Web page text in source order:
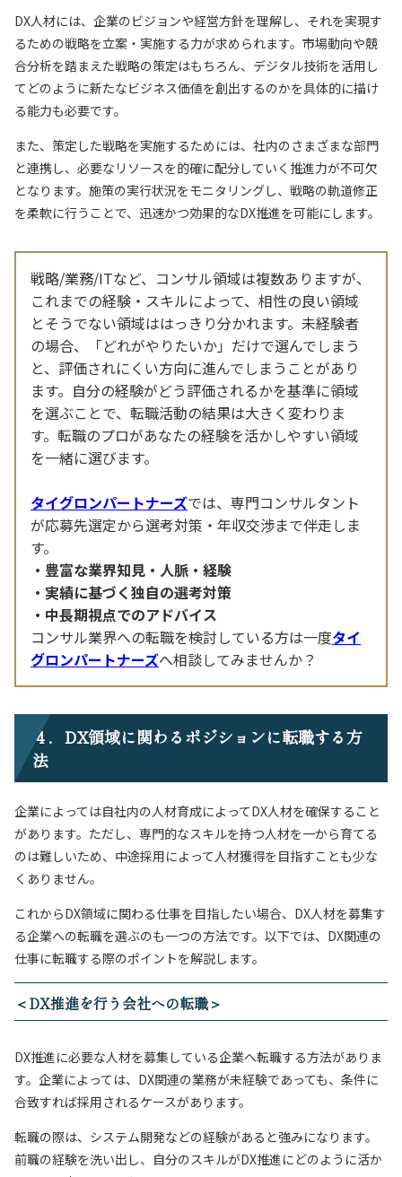
DX人材には、企業のビジョンや経営方針を理解し、それを実現す
るための戦略を立案・実施する力が求められます。市場動向や競
合分析を踏まえた戦略の策定はもちろん、デジタル技術を活用し
てどのように新たなビジネス価値を創出するのかを具体的に描け
る能力も必要です。
また、策定した戦略を実施するためには、社内のさまざまな部門
と連携し、必要なリソースを的確に配分していく推進力が不可欠
となります。施策の実行状況をモニタリングし、戦略の軌道修正
を柔軟に行うことで、迅速かつ効果的なDX推進を可能にします。
戦略/業務/ITなど、コンサル領域は複数ありますが、
これまでの経験・スキルによって、相性の良い領域
とそうでない領域ははっきり分かれます。未経験者
の場合、「どれがやりたいか」だけで選んでしまう
と、評価されにくい方向に進んでしまうことがあり
ます。自分の経験がどう評価されるかを基準に領域
を選ぶことで、転職活動の結果は大きく変わりま
す。転職のプロがあなたの経験を活かしやすい領域
を一緒に選びます。
タイグロンパートナーズでは、専門コンサルタント
が応募先選定から選考対策・年収交渉まで伴走しま
す。
豊富な業界知見・人脈・経験
実績に基づく独自の選考対策
中長期視点でのアドバイス
コンサル業界への転職を検討している方は一度タイ
グロンパートナーズへ相談してみませんか？
４．DX領域に関わるポジションに転職する方
法
企業によっては自社内の人材育成によってDX人材を確保すること
があります。ただし、専門的なスキルを持つ人材を一から育てる
のは難しいため、中途採用によって人材獲得を目指すことも少な
くありません。
これからDX領域に関わる仕事を目指したい場合、DX人材を募集す
る企業への転職を選ぶのも一つの方法です。以下では、DX関連の
仕事に転職する際のポイントを解説します。
＜DX推進を行う会社への転職＞
DX推進に必要な人材を募集している企業へ転職する方法がありま
す。企業によっては、DX関連の業務が未経験であっても、条件に
合致すれば採用されるケースがあります。
転職の際は、システム開発などの経験があると強みになります。
前職の経験を洗い出し、自分のスキルがDX推進にどのように活か